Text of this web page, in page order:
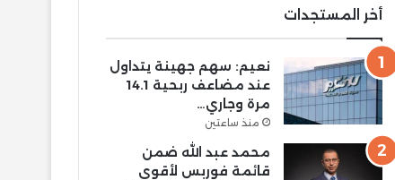
أخر المستجدات
نعيم: سهم جهينة يتداول
عند مضاعف ربحية 14.1
مرة وجاري…
منذ ساعتين
محمد عبد الله ضمن
قائمة فوربس لأقوى